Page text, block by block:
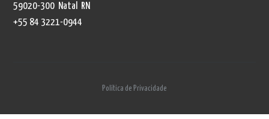
59020-300 Natal RN
+55 84 3221-0944
Política de Privacidade